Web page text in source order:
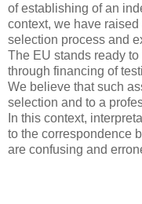
of establishing of an
context, we have
selection process and
The EU stands ready
through financing of
We believe that such
selection and to a
In this context,
to the correspondence
are confusing and